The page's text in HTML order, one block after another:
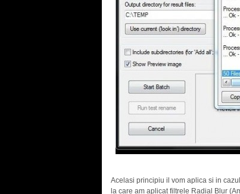
Acelasi principiu il vom aplica si in
la care am aplicat filtrele Radial Blur